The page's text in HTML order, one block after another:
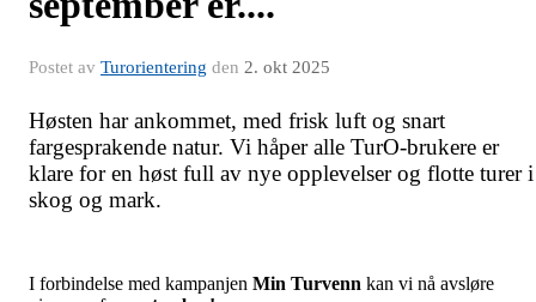
Postet av Turorientering den 2. okt 2025
Høsten har ankommet, med frisk luft og snart
fargesprakende natur. Vi håper alle TurO-brukere er
klare for en høst full av nye opplevelser og flotte turer i
skog og mark.
I forbindelse med kampanjen Min Turvenn kan vi nå avsløre